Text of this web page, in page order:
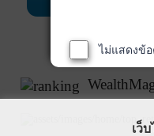
ไม่แสดงข้
เว็